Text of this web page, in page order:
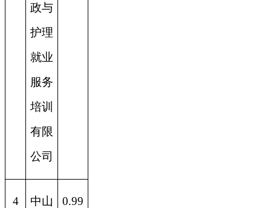
政与
护理
就业
服务
培训
有限
公司
4
中山
0.99